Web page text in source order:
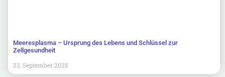
Meeresplasma – Ursprung des Lebens und Schlüssel zur
Zellgesundheit
23. September 2025